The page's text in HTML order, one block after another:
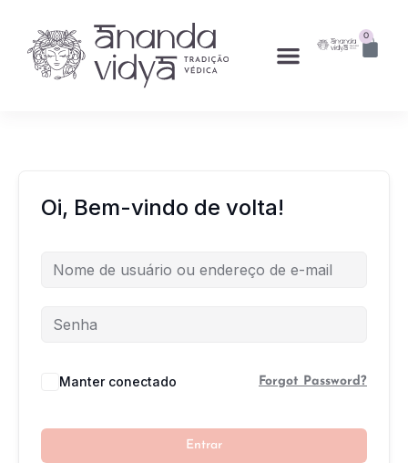
0
Oi, Bem-vindo de volta!
Manter conectado Forgot Password?
Entrar